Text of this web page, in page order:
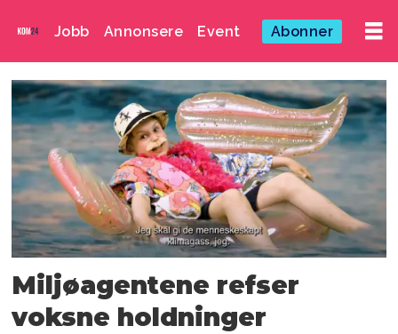
Jobb Annonsere Event Abonner
Emne:
signe
lindbråten
Miljøagentene refser
voksne holdninger